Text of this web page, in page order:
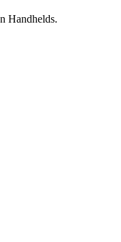
Handhelds.